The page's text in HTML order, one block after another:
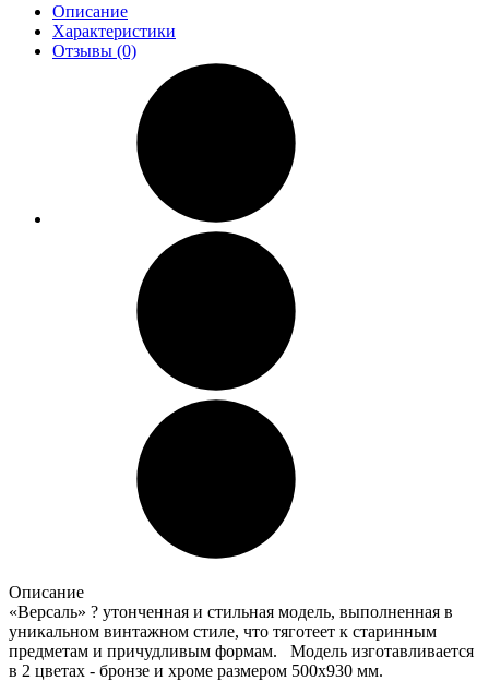
Описание
Характеристики
Отзывы (0)
Описание
«Версаль» ? утонченная и стильная модель, выполненная в
уникальном винтажном стиле, что тяготеет к старинным
предметам и причудливым формам. Модель изготавливается
в 2 цветах - бронзе и хроме размером 500х930 мм.